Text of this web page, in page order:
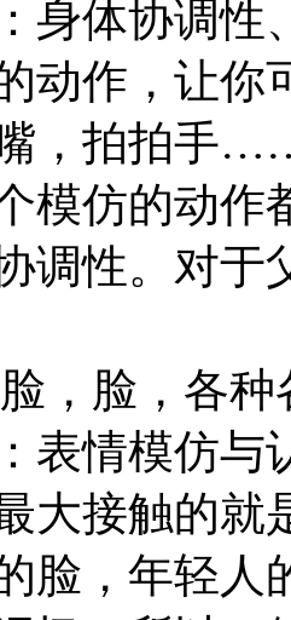
体协调性
作，让你
，拍拍手
模仿的动作
调性。对于
脸，各种
情模仿与
接触的就
脸，年轻人